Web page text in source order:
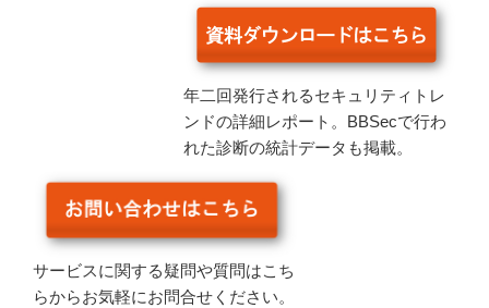
年二回発行されるセキュリティトレ
ンドの詳細レポート。BBSecで行わ
れた診断の統計データも掲載。
サービスに関する疑問や質問はこち
らからお気軽にお問合せください。